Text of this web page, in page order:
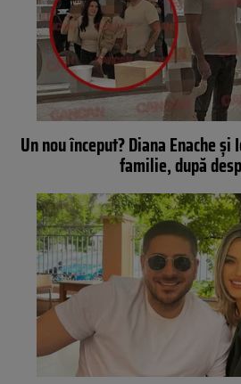
Un nou început? Diana Enache
familie, după